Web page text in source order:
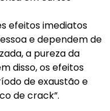
efeitos imediatos
e dependem de
a pureza da
disso, os efeitos
de exaustão e
de crack”.